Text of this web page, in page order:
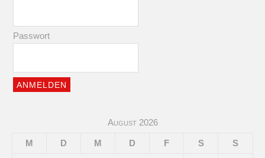
Passwort
August 2026
M D M D F S S